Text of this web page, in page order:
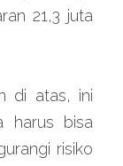
21,3 juta
di atas, ini
harus bisa
risiko